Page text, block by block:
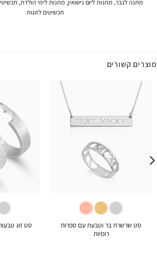
מתנה לגבר, מתנות ליום נישואין, מתנות לימי הולדת,
תכשיטים לזוגות
מוצרים קשורים
סט שרשרת בר וטבעת עם ספרות
רומיות
סט זוג